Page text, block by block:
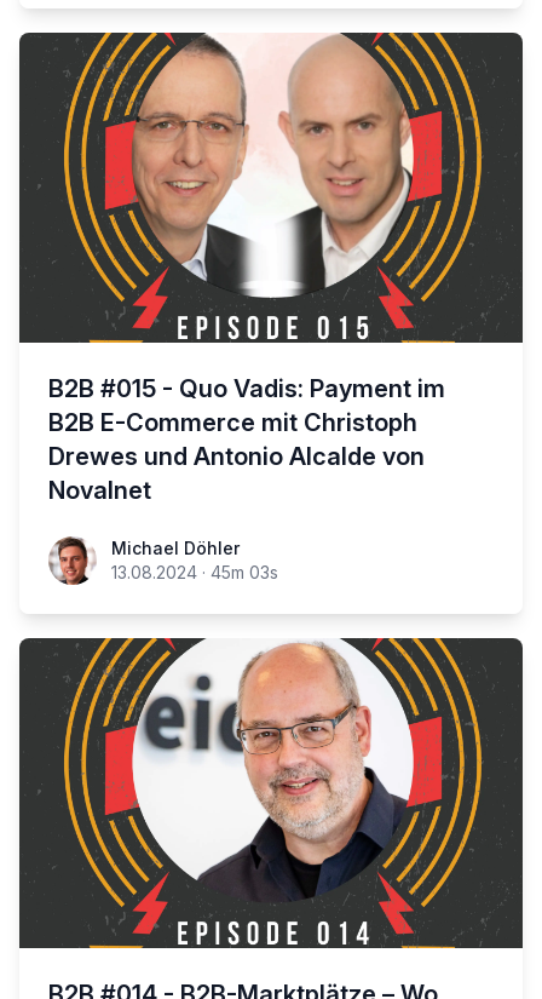
B2B #015 - Quo Vadis: Payment im
B2B E-Commerce mit Christoph
Drewes und Antonio Alcalde von
Novalnet
Michael Döhler
13.08.2024 · 45m 03s